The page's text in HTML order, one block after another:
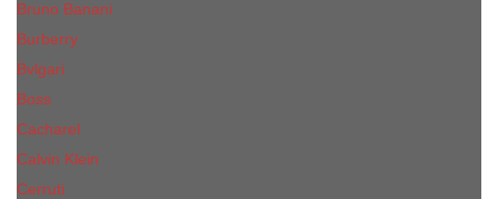
Bruno Banani
Burberry
Bvlgari
Boss
Cacharel
Calvin Klein
Cerruti